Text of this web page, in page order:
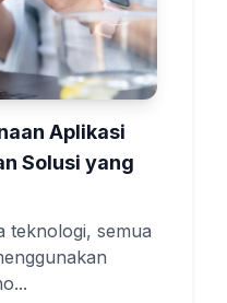
Aplikasi
Solusi yang
teknologi, semua